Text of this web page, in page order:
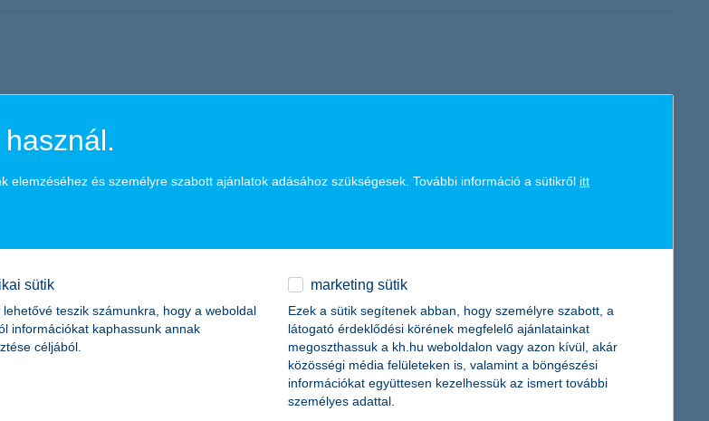
megelőzésében is.
forgalmat kezelnek, így a biztonságos használat nem lehet kérdés. A vállalatoknak a magas szintű biztonsági
és személyre szabott ajánlatok adásához szükségesek. További információ a sütikről itt
sütik
lehetővé teszik számunkra, hogy a weboldal
információkat kaphassunk annak
céljából.
marketing sütik
Ezek a sütik segítenek abban, hogy személyre szabott, a
látogató érdeklődési körének megfelelő ajánlatainkat
megoszthassuk a kh.hu weboldalon vagy azon kívül, akár
közösségi média felületeken is, valamint a böngészési
információkat együttesen kezelhessük az ismert további
személyes adattal.